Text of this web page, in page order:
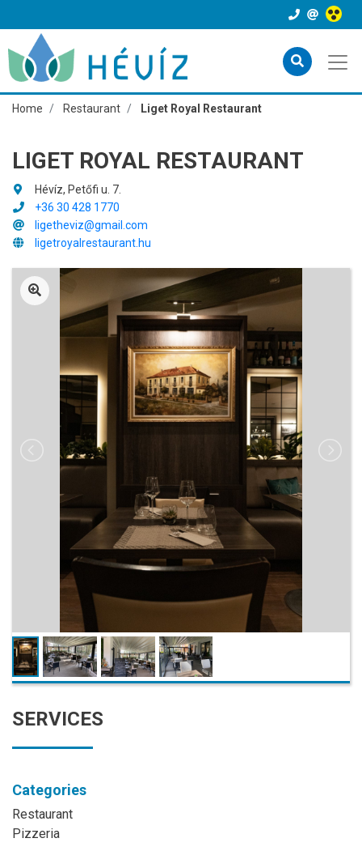
Home Restaurant Liget Royal Restaurant
LIGET ROYAL RESTAURANT
Hévíz, Petőfi u. 7.
+36 30 428 1770
ligetheviz@gmail.com
ligetroyalrestaurant.hu
SERVICES
Categories
Restaurant
Pizzeria